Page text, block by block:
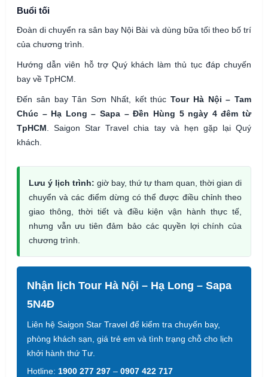
Buổi tối
Đoàn di chuyển ra sân bay Nội Bài và dùng bữa tối theo bố trí
của chương trình.
Hướng dẫn viên hỗ trợ Quý khách làm thủ tục đáp chuyến
bay về TpHCM.
Đến sân bay Tân Sơn Nhất, kết thúc Tour Hà Nội – Tam
Chúc – Hạ Long – Sapa – Đền Hùng 5 ngày 4 đêm từ
TpHCM . Saigon Star Travel chia tay và hẹn gặp lại Quý
khách.
Lưu ý lịch trình: giờ bay, thứ tự tham quan, thời gian di
chuyển và các điểm dừng có thể được điều chỉnh theo
giao thông, thời tiết và điều kiện vận hành thực tế,
nhưng vẫn ưu tiên đảm bảo các quyền lợi chính của
chương trình.
Nhận lịch Tour Hà Nội – Hạ Long – Sapa
5N4Đ
Liên hệ Saigon Star Travel để kiểm tra chuyến bay,
phòng khách sạn, giá trẻ em và tình trạng chỗ cho lịch
khởi hành thứ Tư.
Hotline: 1900 277 297 – 0907 422 717